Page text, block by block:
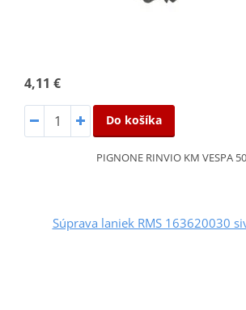
4,11 €
Do košíka
PIGNONE RINVIO KM VESPA
Súprava laniek RMS 163620030